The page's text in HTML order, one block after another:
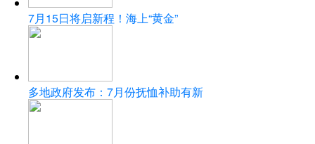
7月15日将启新程！海上“黄金”
多地政府发布：7月份抚恤补助有新